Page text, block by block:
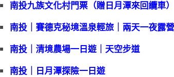
南投九族文化村門票（贈日月潭來回纜車）
南投｜賽德克秘境溫泉輕旅｜兩天一夜露
南投｜清境農場一日遊｜天空步道
南投｜日月潭探險一日遊